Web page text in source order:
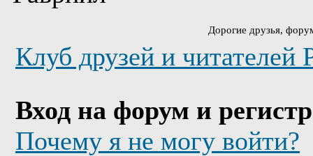
Дорогие друзья,
Клуб друзей и
Вход на форум и
Почему я не могу войти?